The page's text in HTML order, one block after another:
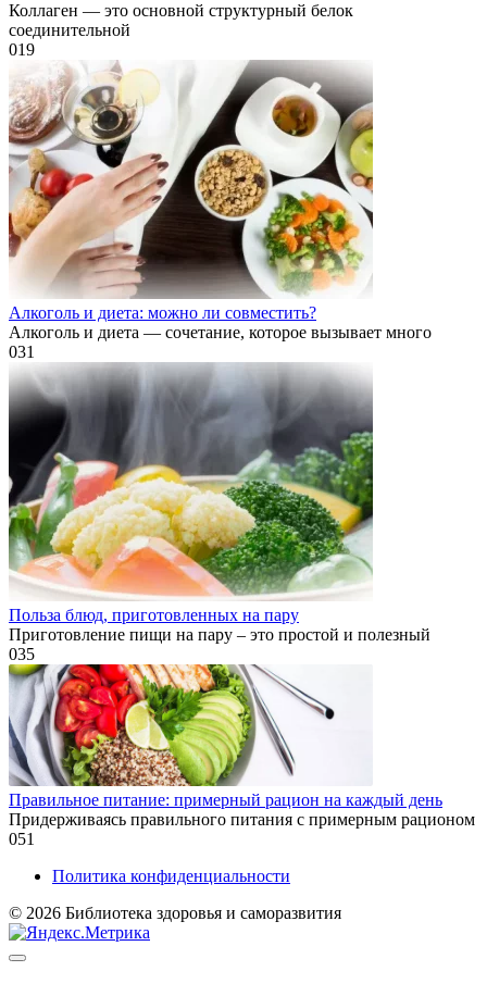
Коллаген — это основной структурный белок
соединительной
019
Алкоголь и диета: можно ли совместить?
Алкоголь и диета — сочетание, которое вызывает много
031
Польза блюд, приготовленных на пару
Приготовление пищи на пару – это простой и полезный
035
Правильное питание: примерный рацион на каждый день
Придерживаясь правильного питания с примерным рационом
051
Политика конфиденциальности
© 2026 Библиотека здоровья и саморазвития